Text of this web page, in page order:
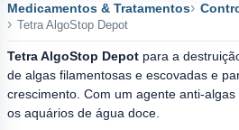
Medicamentos & Tratamentos
Tetra AlgoStop Depot
Tetra AlgoStop Depot para a
de algas filamentosas e escovadas e
crescimento. Com um agente anti-
os aquários de água doce.